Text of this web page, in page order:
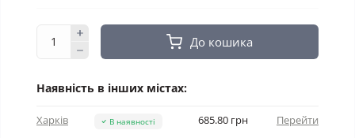
До кошика
Наявність в інших містах:
Харків В наявності 685.80 грн Перейти